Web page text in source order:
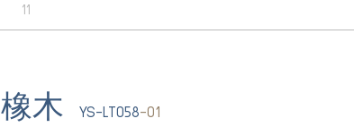
11
橡木 YS-LT058-01